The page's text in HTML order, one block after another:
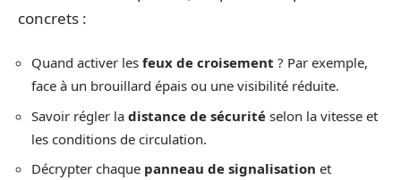
concrets :
Quand activer les feux de croisement ? Par exemple,
face à un brouillard épais ou une visibilité réduite.
Savoir régler la distance de sécurité selon la vitesse et
les conditions de circulation.
Décrypter chaque panneau de signalisation et